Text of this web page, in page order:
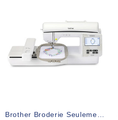
Brother Broderie Seulement NQ1700E